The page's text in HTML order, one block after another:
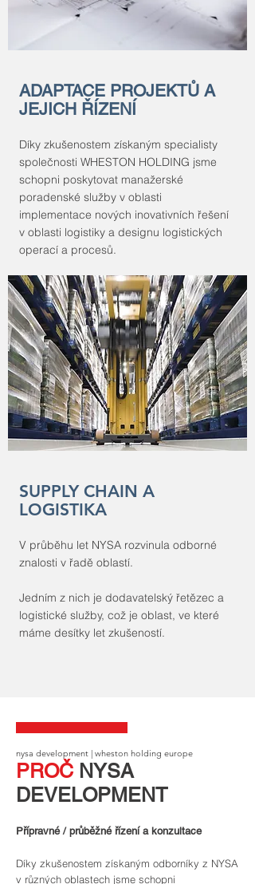
ADAPTACE PROJEKTŮ A
JEJICH ŘÍZENÍ
Díky zkušenostem získaným specialisty
společnosti WHESTON HOLDING jsme
schopni poskytovat manažerské
poradenské služby v oblasti
implementace nových inovativních řešení
v oblasti logistiky a designu logistických
operací a procesů.
SUPPLY CHAIN A
LOGISTIKA
V průběhu let NYSA rozvinula odborné
znalosti v řadě oblastí.
Jedním z nich je dodavatelský řetězec a
logistické služby, což je oblast, ve které
máme desítky let zkušeností.
nysa development | wheston holding europe
PROČ NYSA
DEVELOPMENT
Přípravné / průběžné řízení a konzultace
Díky zkušenostem získaným odborníky z NYSA
v různých oblastech jsme schopni